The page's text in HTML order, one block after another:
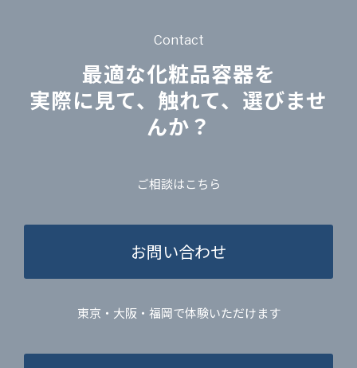
Contact
最適な化粧品容器を
実際に見て、触れて、選びませ
んか？
ご相談はこちら
お問い合わせ
東京・大阪・福岡で体験いただけます